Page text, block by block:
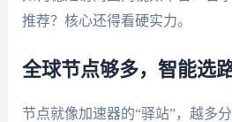
推荐？核心还得看硬实力。
全球节点够多，智能选
节点就像加速器的“驿站”，越多